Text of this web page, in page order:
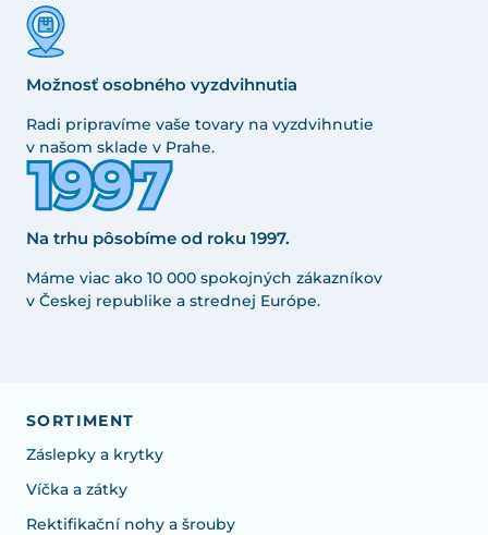
Možnosť osobného vyzdvihnutia
Radi pripravíme vaše tovary na vyzdvihnutie
v našom sklade v Prahe.
Na trhu pôsobíme od roku 1997.
Máme viac ako 10 000 spokojných zákazníkov
v Českej republike a strednej Európe.
SORTIMENT
Záslepky a krytky
Víčka a zátky
Rektifikační nohy a šrouby